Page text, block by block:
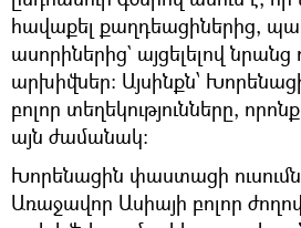
հավաքել քաղդեացիներից,
ասորիներից` այցելելով նրանց
արխիվներ։ Այսինքն՝
բոլոր տեղեկությունները,
այն ժամանակ։
Խորենացին փաստացի
Առաջավոր Ասիայի բոլոր